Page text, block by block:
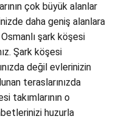
çok büyük alanlar
daha geniş alanlara
şark köşesi
Şark köşesi
değil evlerinizin
teraslarınızda
takımlarının o
huzurla